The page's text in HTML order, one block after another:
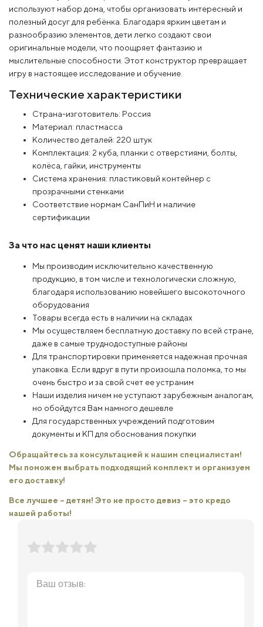
используют набор дома, чтобы организовать интересный и
полезный досуг для ребёнка. Благодаря ярким цветам и
разнообразию элементов, дети легко создают свои
оригинальные модели, что поощряет фантазию и
мыслительные способности. Этот конструктор превращает
игру в настоящее исследование и обучение.
Технические характеристики
Страна-изготовитель: Россия
Материал: пластмасса
Количество деталей: 220 штук
Комплектация: 2 куба, планки с отверстиями, болты,
колёса, гайки, инструменты
Система хранения: пластиковый контейнер с
прозрачными стенками
Соответствие нормам СанПиН и наличие
сертификации
За что нас ценят наши клиенты
Мы производим исключительно качественную
продукцию, в том числе и технологически сложную,
благодаря использованию новейшего высокоточного
оборудования
Товары всегда есть в наличии на складах
Мы осуществляем бесплатную доставку по всей стране,
даже в самые труднодоступные районы
Для транспортировки применяется надежная прочная
упаковка. Если вдруг в пути произошла поломка, то мы
очень быстро и за свой счет ее устраним
Наши изделия ничем не уступают зарубежным аналогам,
но обойдутся Вам намного дешевле
Для государственных учреждений подготовим
документы и КП для обоснования покупки
Обращайтесь за консультацией к нашим специалистам!
Мы поможем выбрать подходящий комплект и организуем
его доставку!
Все лучшее – детям! Это не просто девиз – это кредо
нашей работы!